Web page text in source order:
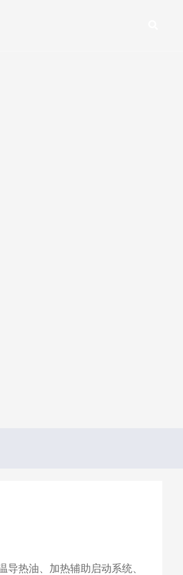
热油、加热辅助启动系统、